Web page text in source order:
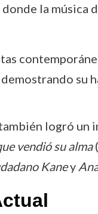
la música
su
logró
vendió su alma
Kaney